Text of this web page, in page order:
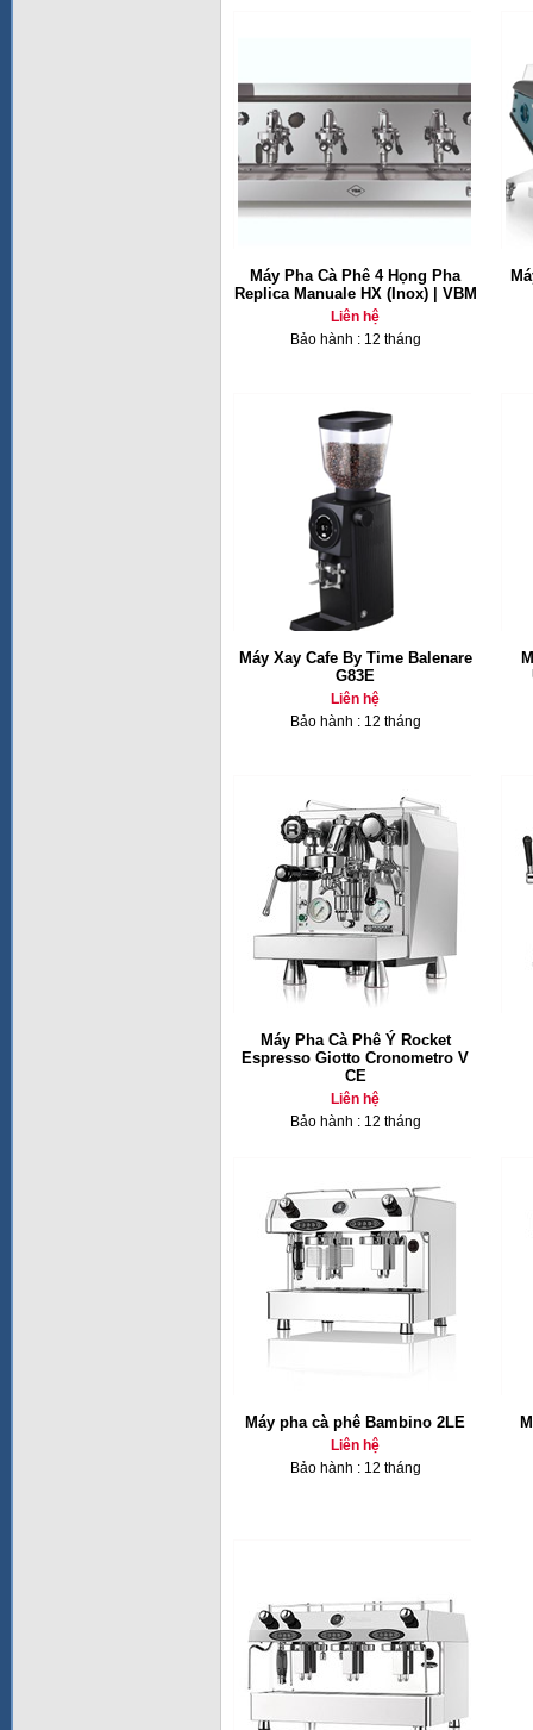
Máy Pha Cà Phê 4 Họng Pha
Replica Manuale HX (Inox) | VBM
Liên hệ
Bảo hành : 12 tháng
Máy Xay Cafe By Time Balenare
G83E
Liên hệ
Bảo hành : 12 tháng
Máy Pha Cà Phê Ý Rocket
Espresso Giotto Cronometro V
CE
Liên hệ
Bảo hành : 12 tháng
Máy pha cà phê Bambino 2LE
Liên hệ
Bảo hành : 12 tháng